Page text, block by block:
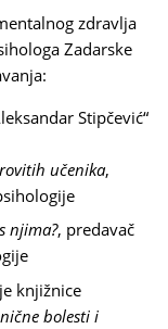
zdravlja
Zadarske
Stipčević“
učenika,
njima?, predavač
knjižnice
bolesti i